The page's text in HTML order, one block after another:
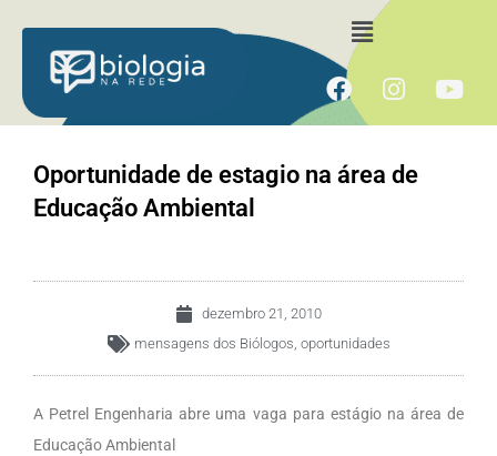
para
conteúdo
Menu
F
a
e
b
I
t
a
m
Y
Oportunidade de estagio na área de
Educação Ambiental
dezembro 21, 2010
mensagens dos Biólogos, oportunidades
A Petrel Engenharia abre uma vaga para estágio na área de
Educação Ambiental